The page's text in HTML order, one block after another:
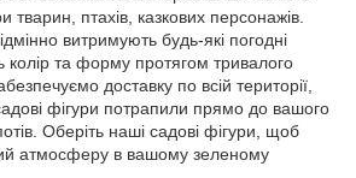
тварин, птахів, казкових персонажів.
витримують будь-які погодні
колір та форму протягом тривалого
доставку по всій території,
фігури потрапили прямо до вашого
Оберіть наші садові фігури, щоб
атмосферу в вашому зеленому